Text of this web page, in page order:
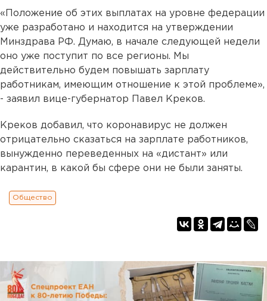
«Положение об этих выплатах на уровне федерации
уже разработано и находится на утверждении
Минздрава РФ. Думаю, в начале следующей недели
оно уже поступит по все регионы. Мы
действительно будем повышать зарплату
работникам, имеющим отношение к этой проблеме»,
- заявил вице-губернатор Павел Креков.
Креков добавил, что коронавирус не должен
отрицательно сказаться на зарплате работников,
вынужденно переведенных на «дистант» или
карантин, в какой бы сфере они не были заняты.
Общество